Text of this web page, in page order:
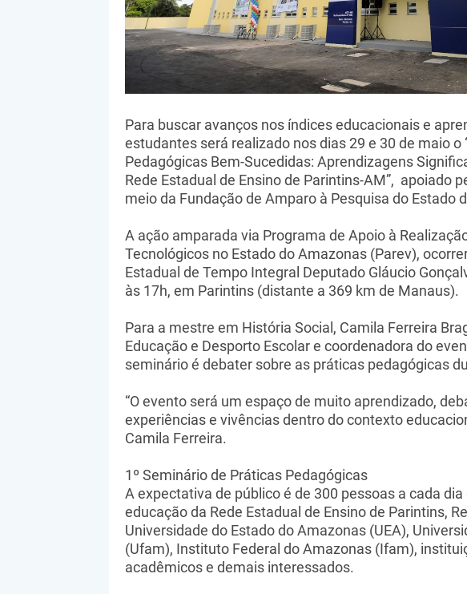
Para buscar avanços nos índices educacionais e
estudantes será realizado nos dias 29 e 30 de maio o
Pedagógicas Bem-Sucedidas: Aprendizagens
Rede Estadual de Ensino de Parintins-AM”, apoiado
meio da Fundação de Amparo à Pesquisa do Estado
A ação amparada via Programa de Apoio à
Tecnológicos no Estado do Amazonas (Parev),
Estadual de Tempo Integral Deputado Gláucio
às 17h, em Parintins (distante a 369 km de Manaus).
Para a mestre em História Social, Camila Ferreira
Educação e Desporto Escolar e coordenadora do
seminário é debater sobre as práticas pedagógicas
“O evento será um espaço de muito aprendizado,
experiências e vivências dentro do contexto
Camila Ferreira.
1º Seminário de Práticas Pedagógicas
A expectativa de público é de 300 pessoas a cada
educação da Rede Estadual de Ensino de Parintins,
Universidade do Estado do Amazonas (UEA),
(Ufam), Instituto Federal do Amazonas (Ifam),
acadêmicos e demais interessados.